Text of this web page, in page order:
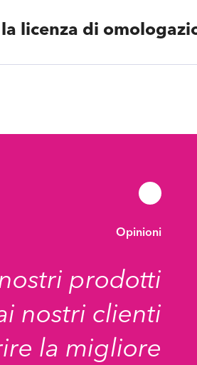
licenza di
Opinioni
prodotti
nostri clienti
la migliore